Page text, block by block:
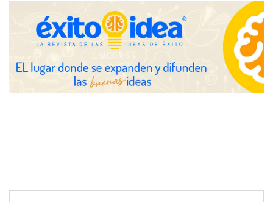
Fundación Mapfre y CISE lanzan el concurso ‘Talento Sénior’
para impulsar ideas innovadoras creadas por y para mayores
de 50 años